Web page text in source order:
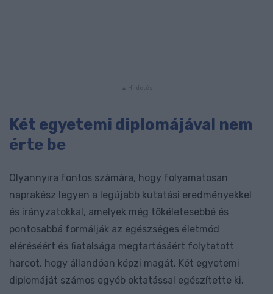
Két egyetemi diplomájával nem
érte be
Olyannyira fontos számára, hogy folyamatosan
naprakész legyen a legújabb kutatási eredményekkel
és irányzatokkal, amelyek még tökéletesebbé és
pontosabbá formálják az egészséges életmód
eléréséért és fiatalsága megtartásáért folytatott
harcot, hogy állandóan képzi magát. Két egyetemi
diplomáját számos egyéb oktatással egészítette ki.